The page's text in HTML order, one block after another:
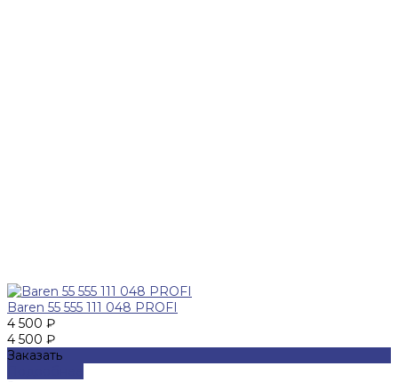
Baren 55 555 111 048 PROFI
4 500 ₽
4 500 ₽
Заказать